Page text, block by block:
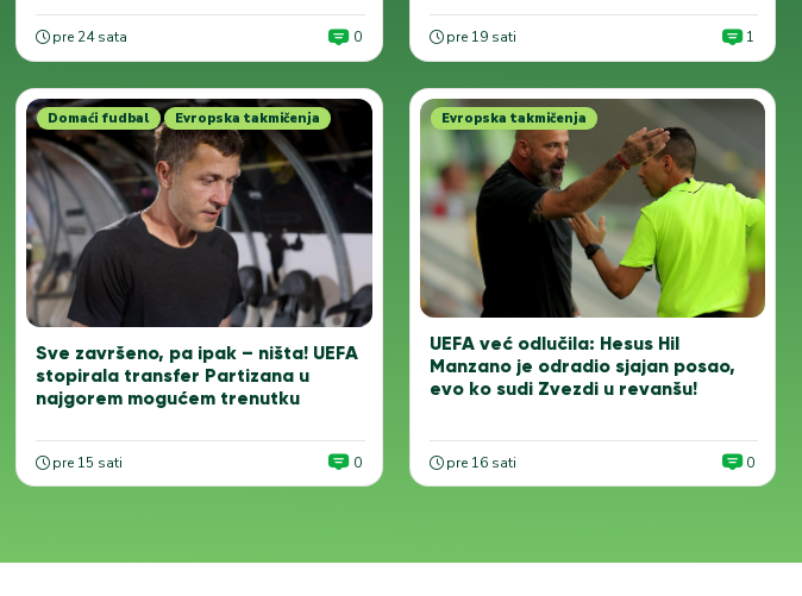
pre 24 sata 0 pre 19 sati 1
Domaći fudbal Evropska takmičenja
Sve završeno, pa ipak – ništa! UEFA
stopirala transfer Partizana u
najgorem mogućem trenutku
pre 15 sati 0
Evropska takmičenja
UEFA već odlučila: Hesus Hil
Manzano je odradio sjajan posao,
evo ko sudi Zvezdi u revanšu!
pre 16 sati 0